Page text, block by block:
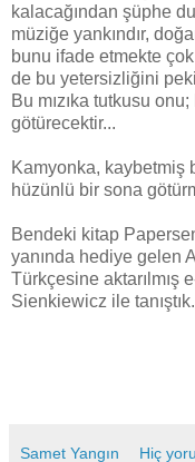
kalacağından şüphe
müziğe yankındır,
bunu ifade etmekte
de bu yetersizliğini
Bu mızıka tutkusu
götürecektir...
Kamyonka, kaybetmiş
hüzünlü bir sona
Bendeki kitap
yanında hediye gelen
Türkçesine aktarılmış
Sienkiewicz ile tanıştık.
Samet Yangın Hiç